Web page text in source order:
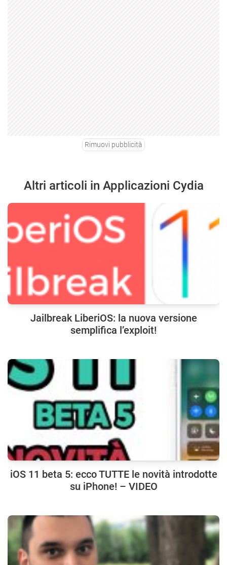
Rimuovi pubblicità
Altri articoli in Applicazioni Cydia
Jailbreak LiberiOS: la nuova versione
semplifica l’exploit!
iOS 11 beta 5: ecco TUTTE le novità introdotte
su iPhone! – VIDEO